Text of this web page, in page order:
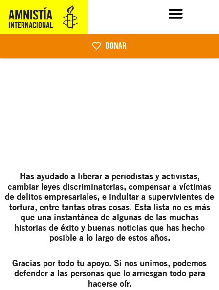
DONAR
Has ayudado a liberar a periodistas y activistas,
cambiar leyes discriminatorias, compensar a víctimas
de delitos empresariales, e indultar a supervivientes de
tortura, entre tantas otras cosas. Esta lista no es más
que una instantánea de algunas de las muchas
historias de éxito y buenas noticias que has hecho
posible a lo largo de estos años.
Gracias por todo tu apoyo. Si nos unimos, podemos
defender a las personas que lo arriesgan todo para
hacerse oír.